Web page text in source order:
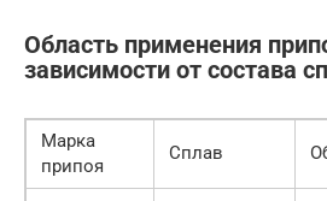
Область применения
зависимости от состава
Марка
припоя
Сплав